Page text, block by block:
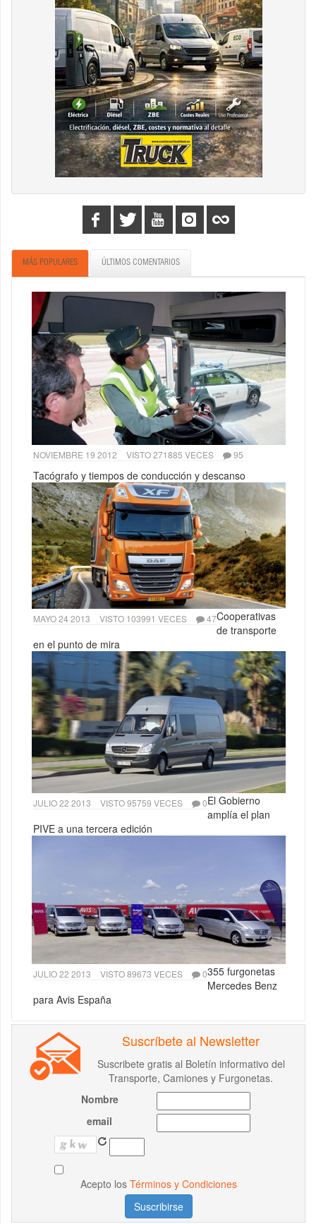
MÁS POPULARES ÚLTIMOS COMENTARIOS
NOVIEMBRE 19 2012 VISTO 271885 VECES 95
Tacógrafo y tiempos de conducción y descanso
MAYO 24 2013 VISTO 103991 VECES 47Cooperativas
de transporte
en el punto de mira
JULIO 22 2013 VISTO 95759 VECES 0El Gobierno
amplía el plan
PIVE a una tercera edición
JULIO 22 2013 VISTO 89673 VECES 0355 furgonetas
Mercedes Benz
para Avis España
Suscríbete al Newsletter
Suscribete gratis al Boletín informativo del
Transporte, Camiones y Furgonetas.
Nombre
email
Acepto los Términos y Condiciones